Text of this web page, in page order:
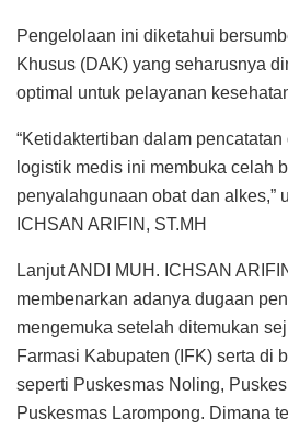
Pengelolaan ini diketahui
Khusus (DAK) yang seharusnya
optimal untuk pelayanan
“Ketidaktertiban dalam
logistik medis ini membuka celah
penyalahgunaan obat dan alkes,”
ICHSAN ARIFIN, ST.MH
Lanjut ANDI MUH. ICHSAN
membenarkan adanya dugaan
mengemuka setelah ditemukan
Farmasi Kabupaten (IFK) serta di
seperti Puskesmas Noling,
Puskesmas Larompong. Dimana